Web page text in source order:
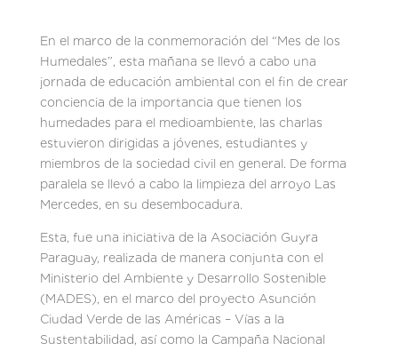
En el marco de la conmemoración del “Mes de los
Humedales”, esta mañana se llevó a cabo una
jornada de educación ambiental con el fin de crear
conciencia de la importancia que tienen los
humedades para el medioambiente, las charlas
estuvieron dirigidas a jóvenes, estudiantes y
miembros de la sociedad civil en general. De forma
paralela se llevó a cabo la limpieza del arroyo Las
Mercedes, en su desembocadura.
Esta, fue una iniciativa de la Asociación Guyra
Paraguay, realizada de manera conjunta con el
Ministerio del Ambiente y Desarrollo Sostenible
(MADES), en el marco del proyecto Asunción
Ciudad Verde de las Américas – Vías a la
Sustentabilidad, así como la Campaña Nacional